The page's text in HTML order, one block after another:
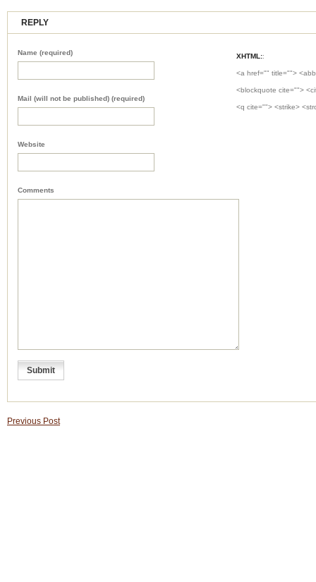
REPLY
XHTML::
<a href="" title="">
<blockquote cite="">
<q cite=""> <strike>
Name (required)
Mail (will not be published) (required)
Website
Comments
Previous Post